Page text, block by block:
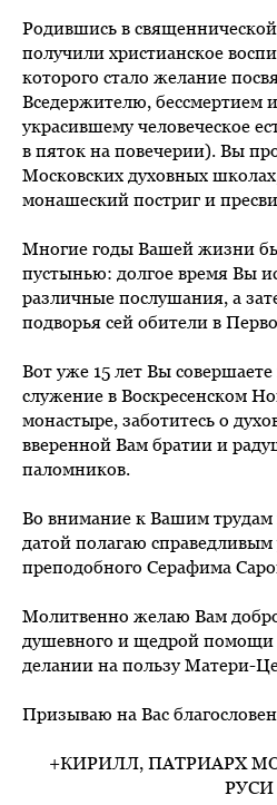
Родившись в священнической
получили христианское
которого стало желание
Вседержителю, бессмертием
украсившему человеческое
в пяток на повечерии). Вы
Московских духовных
монашеский постриг и
Многие годы Вашей жизни
пустынью: долгое время Вы
различные послушания, а
подворья сей обители в
Вот уже 15 лет Вы
служение в Воскресенском
монастыре, заботитесь о
вверенной Вам братии и
паломников.
Во внимание к Вашим трудам
датой полагаю справедливым
преподобного Серафима
Молитвенно желаю Вам
душевного и щедрой
делании на пользу Матери-
Призываю на Вас
+КИРИЛЛ, ПАТРИАРХ
РУСИ